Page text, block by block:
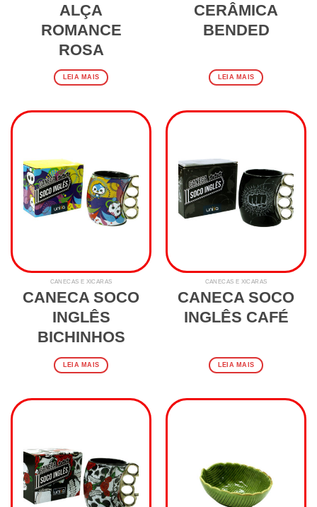
ALÇA
ROMANCE
ROSA
LEIA MAIS
CERÂMICA
BENDED
LEIA MAIS
CANECAS E XÍCARAS
CANECA SOCO
INGLÊS
BICHINHOS
LEIA MAIS
CANECAS E XÍCARAS
CANECA SOCO
INGLÊS CAFÉ
LEIA MAIS